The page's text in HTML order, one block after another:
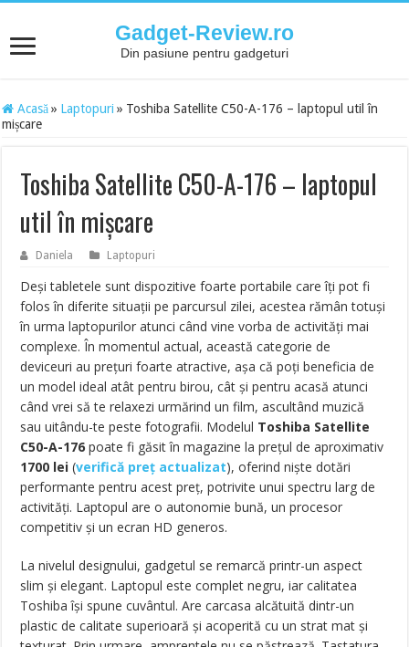
Gadget-Review.ro
Din pasiune pentru gadgeturi
Acasă » Laptopuri » Toshiba Satellite C50-A-176 – laptopul util în
mișcare
Toshiba Satellite C50-A-176 – laptopul
util în mișcare
Daniela Laptopuri
Deși tabletele sunt dispozitive foarte portabile care îți pot fi
folos în diferite situații pe parcursul zilei, acestea rămân totuși
în urma laptopurilor atunci când vine vorba de activități mai
complexe. În momentul actual, această categorie de
deviceuri au prețuri foarte atractive, așa că poți beneficia de
un model ideal atât pentru birou, cât și pentru acasă atunci
când vrei să te relaxezi urmărind un film, ascultând muzică
sau uitându-te peste fotografii. Modelul Toshiba Satellite
C50-A-176 poate fi găsit în magazine la preţul de aproximativ
1700 lei (verifică preț actualizat), oferind nişte dotări
performante pentru acest preţ, potrivite unui spectru larg de
activităţi. Laptopul are o autonomie bună, un procesor
competitiv şi un ecran HD generos.
La nivelul designului, gadgetul se remarcă printr-un aspect
slim și elegant. Laptopul este complet negru, iar calitatea
Toshiba își spune cuvântul. Are carcasa alcătuită dintr-un
plastic de calitate superioară și acoperită cu un strat mat și